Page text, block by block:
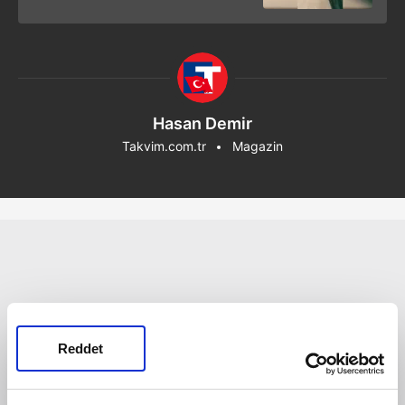
Reddet
Hasan Demir
Takvim.com.tr Magazin